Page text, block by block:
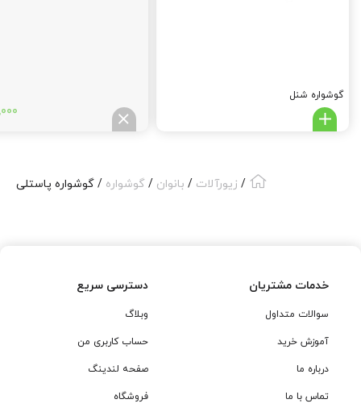
گوشواره شنل
/ زیورآلات / بانوان / گوشواره / گوشواره پاستلی
خدمات مشتریان
سوالات متداول
آموزش خرید
درباره ما
تماس با ما
دسترسی سریع
وبلاگ
حساب کاربری من
صفحه لندینگ
فروشگاه